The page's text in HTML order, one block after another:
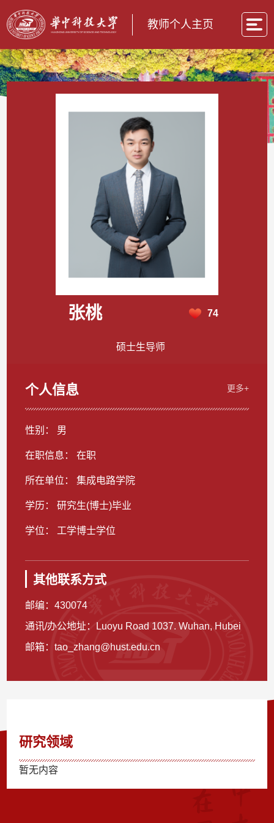
教师个人主页
张桃 74
硕士生导师
个人信息 更多+
性别： 男
在职信息： 在职
所在单位： 集成电路学院
学历： 研究生(博士)毕业
学位： 工学博士学位
其他联系方式
邮编：430074
通讯/办公地址：
Luoyu Road 1037. Wuhan, Hubei
邮箱：tao_zhang@hust.edu.cn
研究领域
暂无内容